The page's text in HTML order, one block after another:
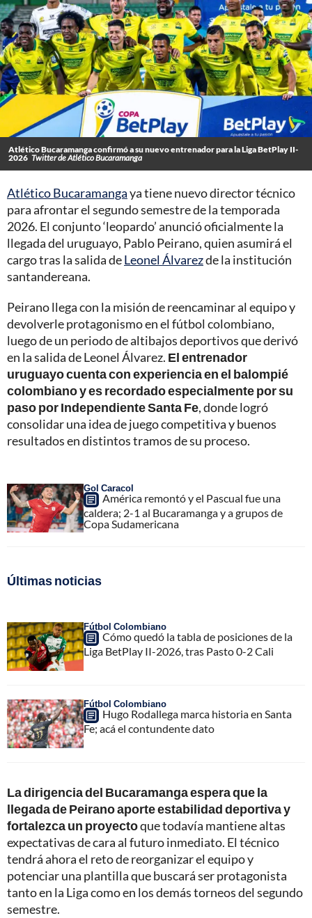
Atlético Bucaramanga confirmó a su nuevo entrenador para la Liga BetPlay II-
2026 Twitter de Atlético Bucaramanga
Atlético Bucaramangaya tiene nuevo director técnico
para afrontar el segundo semestre de la temporada
2026. El conjunto ‘leopardo’ anunció oficialmente la
llegada del uruguayo, Pablo Peirano, quien asumirá el
cargo tras la salida deLeonel Álvarezde la institución
santandereana.
Peirano llega con la misión de reencaminar al equipo y
devolverle protagonismo en el fútbol colombiano,
luego de un periodo de altibajos deportivos que derivó
en la salida de Leonel Álvarez. El entrenador
uruguayo cuenta con experiencia en el balompié
colombiano y es recordado especialmente por su
paso por Independiente Santa Fe, donde logró
consolidar una idea de juego competitiva y buenos
resultados en distintos tramos de su proceso.
Gol Caracol
América remontó y el Pascual fue una
caldera; 2-1 al Bucaramanga y a grupos de
Copa Sudamericana
Últimas noticias
Fútbol Colombiano
Cómo quedó la tabla de posiciones de la
Liga BetPlay II-2026, tras Pasto 0-2 Cali
Fútbol Colombiano
Hugo Rodallega marca historia en Santa
Fe; acá el contundente dato
La dirigencia del Bucaramanga espera que la
llegada de Peirano aporte estabilidad deportiva y
fortalezca un proyectoque todavía mantiene altas
expectativas de cara al futuro inmediato. El técnico
tendrá ahora el reto de reorganizar el equipo y
potenciar una plantilla que buscará ser protagonista
tanto en la Liga como en los demás torneos del segundo
semestre.